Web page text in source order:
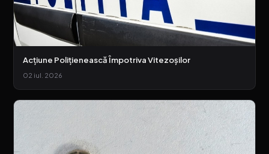
Acțiune Polițienească Împotriva Vitezoșilor
02 iul. 2026